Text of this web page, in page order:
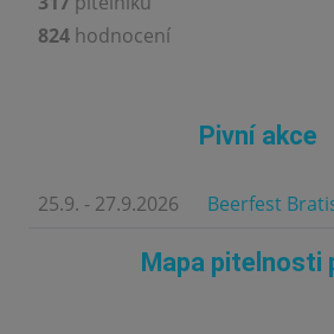
824 hodnocení
Pivní akce
25.9. - 27.9.2026 Beerfest
Mapa pitelnosti